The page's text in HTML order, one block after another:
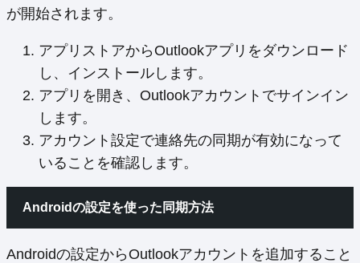
が開始されます。
アプリストアからOutlookアプリをダウンロード
し、インストールします。
アプリを開き、Outlookアカウントでサインイン
します。
アカウント設定で連絡先の同期が有効になって
いることを確認します。
Androidの設定を使った同期方法
Androidの設定からOutlookアカウントを追加すること